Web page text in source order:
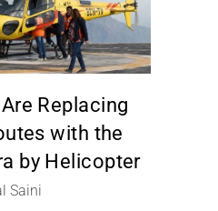
Replacing
with the
by Helicopter
Saini